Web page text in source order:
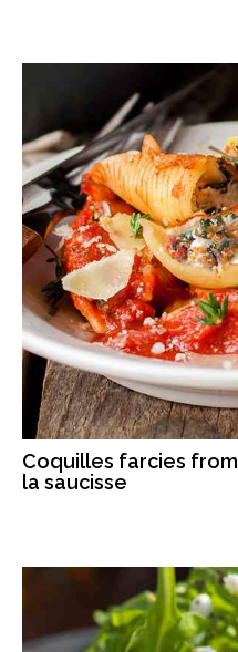
Coquilles farcies
la saucisse